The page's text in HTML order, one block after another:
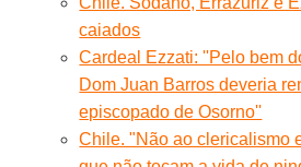
caiados
Cardeal Ezzati: ''Pelo bem
Dom Juan Barros deveria
episcopado de Osorno''
Chile. "Não ao clericalismo